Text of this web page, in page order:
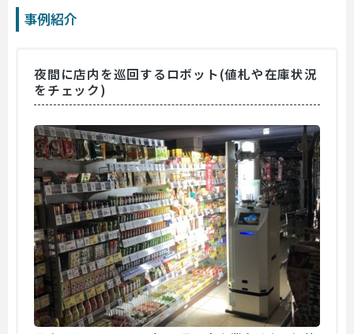
事例紹介
夜間に店内を巡回するロボット(値札や在庫状況
をチェック)